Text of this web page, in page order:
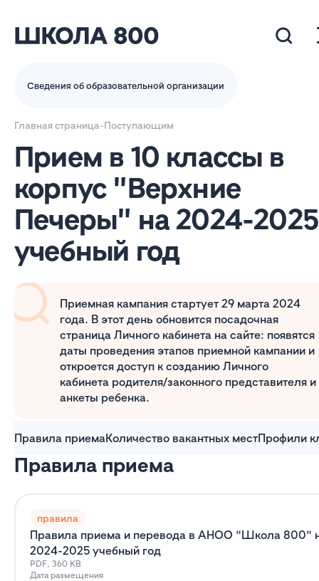
Сведения об образовательной организации
Главная страница-Поступающим
Прием в 10 классы в
корпус "Верхние
Печеры" на 2024-2025
учебный год
Приемная кампания стартует 29 марта 2024
года. В этот день обновится посадочная
страница Личного кабинета на сайте: появятся
даты проведения этапов приемной кампании и
откроется доступ к созданию Личного
кабинета родителя/законного представителя и
анкеты ребенка.
Правила приемаКоличество вакантных местПрофили
Правила приема
правила
Правила приема и перевода в АНОО "Школа 800"
2024-2025 учебный год
PDF, 360 KB
Дата размещения